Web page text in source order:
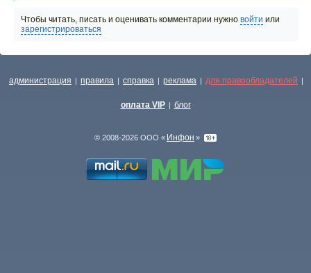
Чтобы читать, писать и оценивать комментарии нужно войти или
зарегистрироваться
администрация | правила | справка | реклама | для правообладателей |
оплата VIP | блог
© 2008-2026 ООО « Инфон »